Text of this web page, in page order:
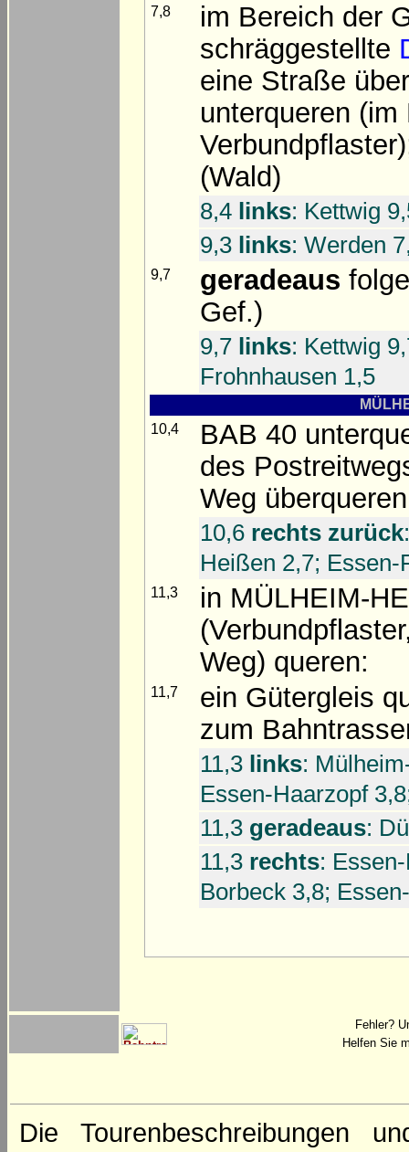
7,8
im Bereich der
schräggestellte
eine Straße
unterqueren
(Wald)
8,4 links: Kettwig
9,3 links: Werden
9,7 geradeaus
Gef.)
9,7 links: Kettwig
Frohnhausen 1,5
10,4
BAB 40
des
Weg überqueren
10,6 rechts zurück
Heißen 2,7; Essen-
11,3
in MÜLHEIM-
Weg) queren:
11,7
ein Gütergleis
zum
11,3 links:
Essen-Haarzopf
11,3 geradeaus:
11,3 rechts:
Borbeck 3,8;
Fehler?
Helfen Sie
Die Tourenbeschreibungen